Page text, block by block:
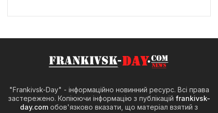
"Frankivsk-Day" - інформаційно новинний ресурс. Всі права
застережено. Копіюючи інформацію з публікацій frankivsk-
day.com обов'язково вказати, що матеріал взятий з